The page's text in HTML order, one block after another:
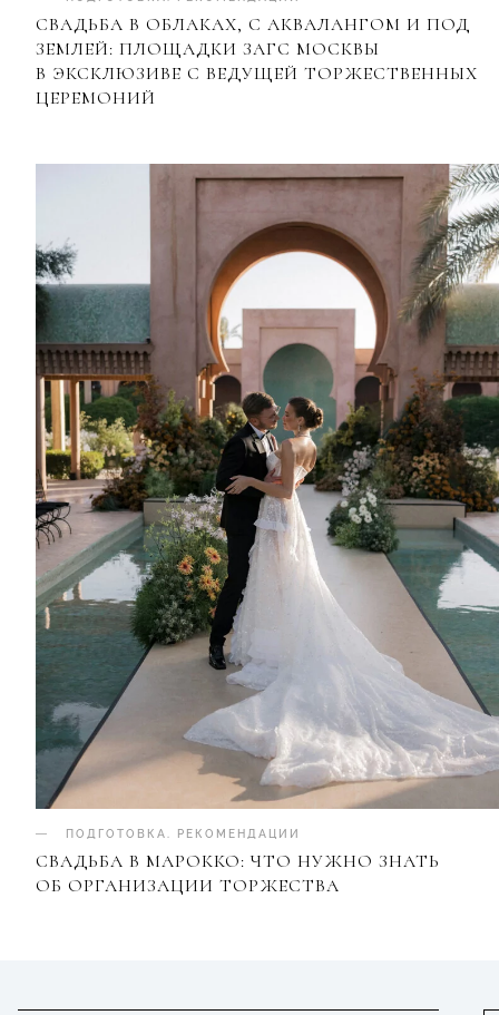
СВАДЬБА В ОБЛАКАХ, С АКВАЛАНГОМ И ПОД
ЗЕМЛЕЙ: ПЛОЩАДКИ ЗАГС МОСКВЫ
В ЭКСКЛЮЗИВЕ С ВЕДУЩЕЙ ТОРЖЕСТВЕННЫХ
ЦЕРЕМОНИЙ
ПОДГОТОВКА РЕКОМЕНДАЦИИ
СВАДЬБА В МАРОККО: ЧТО НУЖНО ЗНАТЬ
ОБ ОРГАНИЗАЦИИ ТОРЖЕСТВА